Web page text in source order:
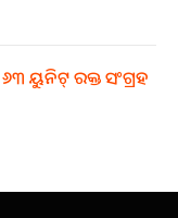
୬୩ ୟୁନିଟ୍ ରକ୍ତ ସଂଗ୍ରହ